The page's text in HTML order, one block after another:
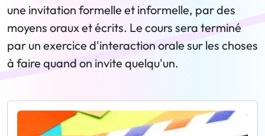
une invitation formelle et informelle, par des
moyens oraux et écrits. Le cours sera terminé
par un exercice d'interaction orale sur les choses
à faire quand on invite quelqu'un.